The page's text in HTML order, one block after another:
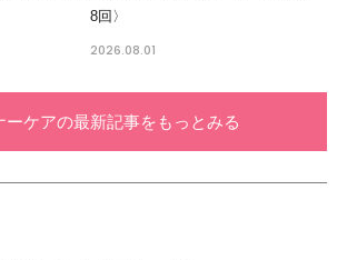
8回〉
2026.08.01
ーケアの最新記事をもっとみる